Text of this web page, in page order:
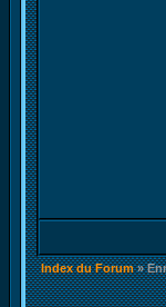
Index du Forum»